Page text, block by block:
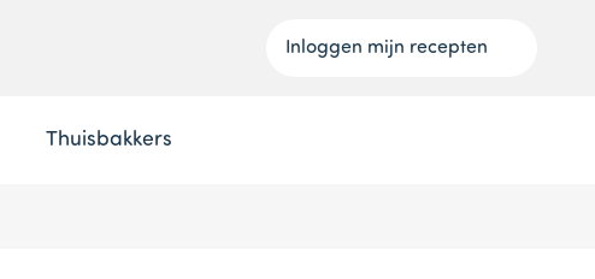
Inloggen mijn recepten
Thuisbakkers